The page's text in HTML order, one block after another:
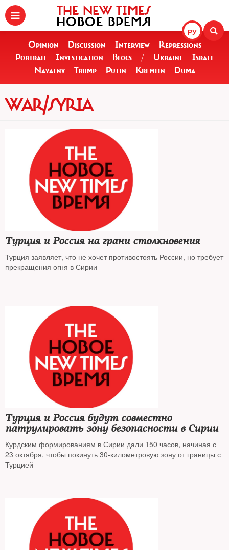
РУ
THE NEW TIMES
НОВОЕ ВРЕМЯ
Opinion Discussion Interview
Repressions
Portrait
Investigation Blogs / Ukraine
Israel
Navalny
Trump Putin Kremlin Duma
WAR/SYRIA
Турция и Россия на грани столкновения
Турция заявляет, что не хочет противостоять России, но требует
прекращения огня в Сирии
Турция и Россия будут совместно
патрулировать зону безопасности в Сирии
Курдским формированиям в Сирии дали 150 часов, начиная с
23 октября, чтобы покинуть 30-километровую зону от границы с
Турцией